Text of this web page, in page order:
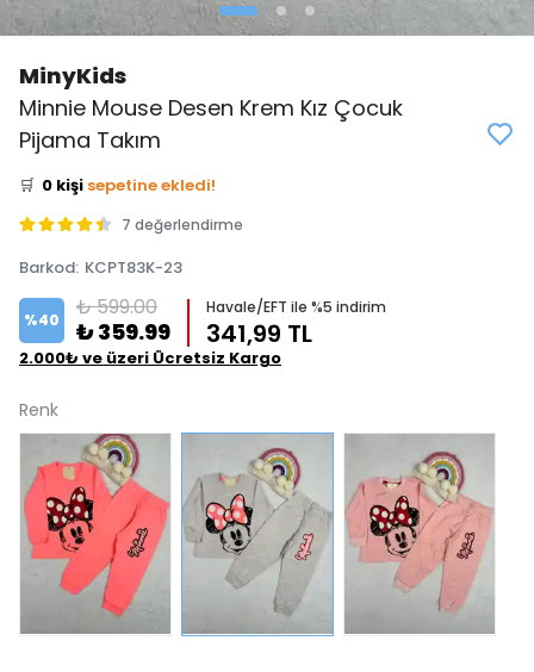
MinyKids
Minnie Mouse Desen Krem Kız Çocuk
Pijama Takım
👀 3 kişi
Bu ürünü
🛒 0 kişi sepetine ekledi!
✅
Bugün 0 adet7 değerlendirme
Barkod: KCPT83K-23
%40 ₺ 599.00
₺ 359.99
Havale/EFT ile %5 indirim
341,99 TL
2.000₺ ve üzeri Ücretsiz Kargo
Renk